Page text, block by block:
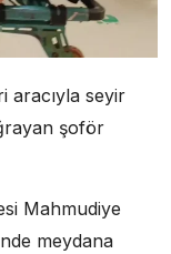
aracıyla seyir
şoför
Mahmudiye
meydana